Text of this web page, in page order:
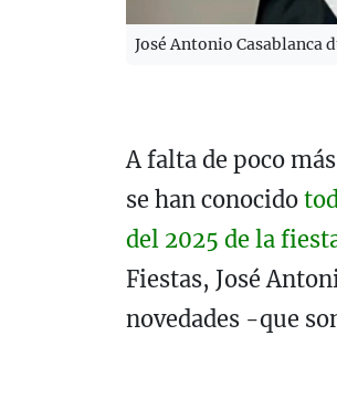
José Antonio Casablanca
A falta de poco
se han conocido
del 2025 de la
Fiestas, José
novedades -que